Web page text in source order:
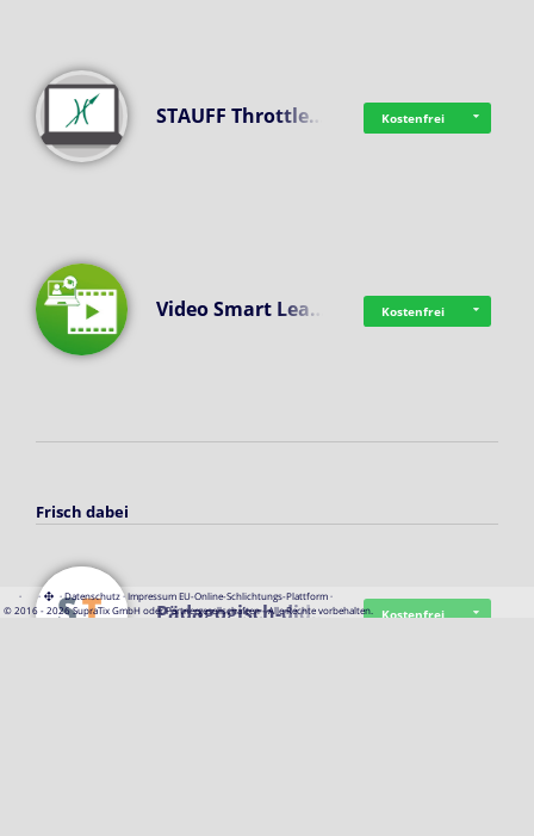
STAUFF Throttle… Kostenfrei
Video Smart Lea… Kostenfrei
Frisch dabei
Pädagogisch-did… Kostenfrei
· · ·Datenschutz·Impressum EU-Online-Schlichtungs-Plattform·
© 2016 - 2026 SupraTix GmbH oder Partnergesellschaften - Alle Rechte vorbehalten.